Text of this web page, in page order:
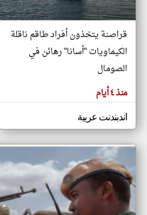
المقالات
هنا عن
وجهة
كاتبيها.
قراصنة يتخذون أفراد طاقم ناقلة
الكيماويات "أسانا" رهائن في
الصومال
منذ ٤ أيام
اندبندنت عربية